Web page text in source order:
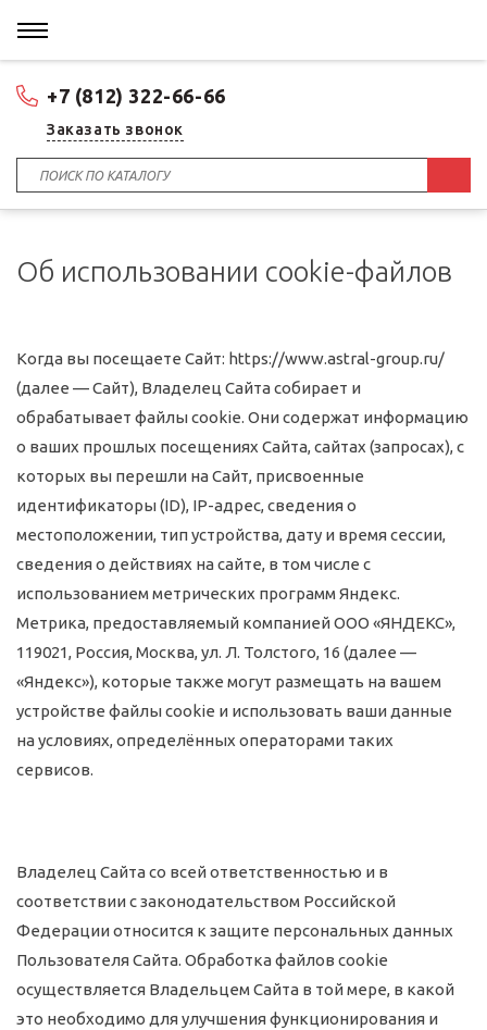
+7 (812) 322-66-66
Заказать звонок
Об использовании cookie-файлов
Когда вы посещаете Сайт: https://www.astral-group.ru/
(далее — Сайт), Владелец Сайта собирает и
обрабатывает файлы cookie. Они содержат информацию
о ваших прошлых посещениях Сайта, сайтах (запросах), с
которых вы перешли на Сайт, присвоенные
идентификаторы (ID), IP-адрес, сведения о
местоположении, тип устройства, дату и время сессии,
сведения о действиях на сайте, в том числе с
использованием метрических программ Яндекс.
Метрика, предоставляемый компанией ООО «ЯНДЕКС»,
119021, Россия, Москва, ул. Л. Толстого, 16 (далее —
«Яндекс»), которые также могут размещать на вашем
устройстве файлы cookie и использовать ваши данные
на условиях, определённых операторами таких
сервисов.
Владелец Сайта со всей ответственностью и в
соответствии с законодательством Российской
Федерации относится к защите персональных данных
Пользователя Сайта. Обработка файлов cookie
осуществляется Владельцем Сайта в той мере, в какой
это необходимо для улучшения функционирования и